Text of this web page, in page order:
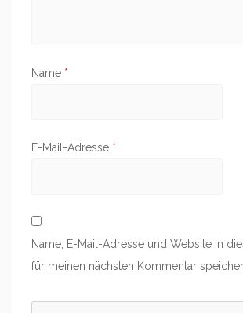
Name *
E-Mail-Adresse *
Name, E-Mail-Adresse und Website in
für meinen nächsten Kommentar